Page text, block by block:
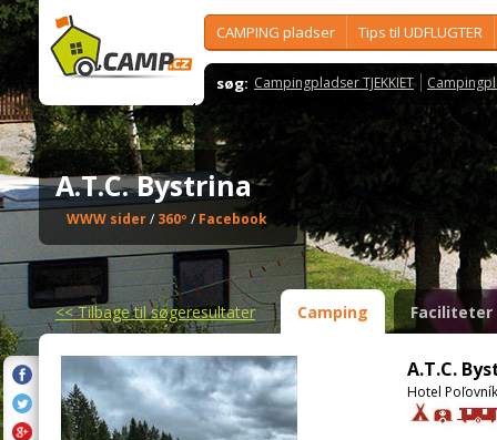
CAMPING pladser Tips til UDFLUGTER
søg: Campingpladser TJEKKIET
A.T.C. Bystrina
WWW sider/360º / Facebook
<<Tilbage til søgeresultater Camping Faciliteter
A.T.C.
Hotel